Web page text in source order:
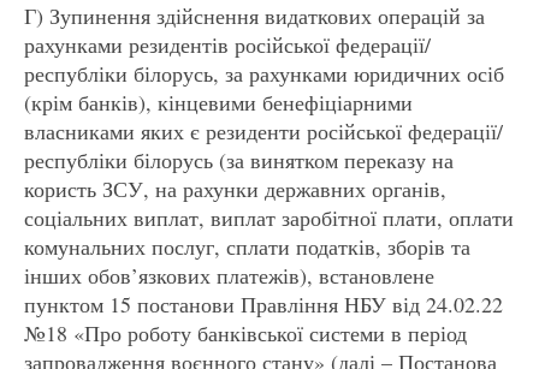
Г) Зупинення здійснення видаткових операцій за
рахунками резидентів російської федерації/
республіки білорусь, за рахунками юридичних осіб
(крім банків), кінцевими бенефіціарними
власниками яких є резиденти російської федерації/
республіки білорусь (за винятком переказу на
користь ЗСУ, на рахунки державних органів,
соціальних виплат, виплат заробітної плати, оплати
комунальних послуг, сплати податків, зборів та
інших обов’язкових платежів), встановлене
пунктом 15 постанови Правління НБУ від 24.02.22
№18 «Про роботу банківської системи в період
запровадження воєнного стану» (далі – Постанова